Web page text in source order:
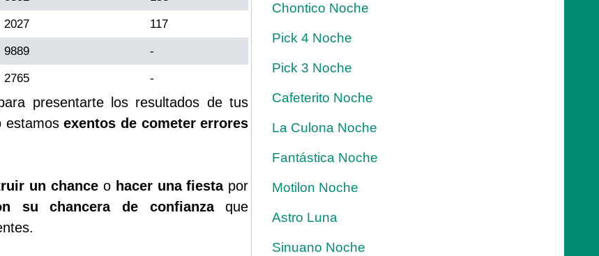
2027 117
9889 -
2765 -
presentarte los resultados de tus
estamosexentos de cometer errores
un chance o hacer una fiestapor
su chancera de confianzaque
Chontico Noche
Pick 4 Noche
Pick 3 Noche
Cafeterito Noche
La Culona Noche
Fantástica Noche
Motilon Noche
Astro Luna
Sinuano Noche